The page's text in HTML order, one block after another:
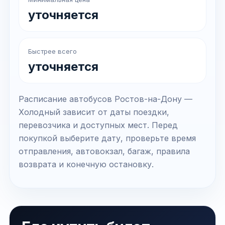
уточняется
Быстрее всего
уточняется
Расписание автобусов Ростов-на-Дону —
Холодный зависит от даты поездки,
перевозчика и доступных мест. Перед
покупкой выберите дату, проверьте время
отправления, автовокзал, багаж, правила
возврата и конечную остановку.